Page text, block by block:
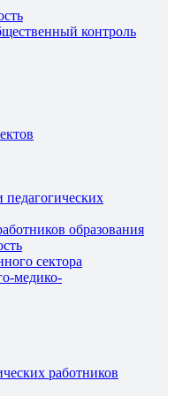
контроль
педагогических
образования
сектора
медико-
работников